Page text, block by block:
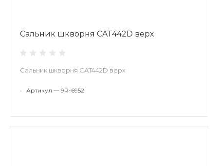
Сальник шкворня CAT442D верх
Сальник шкворня CAT442D верх
• Артикул — 9R-6952